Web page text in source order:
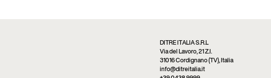
DITRE ITALIA S.R.L
Via del Lavoro, 21 Z.I.
31016 Cordignano (TV), Italia
info@ditreitalia.it